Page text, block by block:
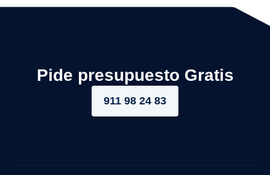
Pide presupuesto Gratis
911 98 24 83